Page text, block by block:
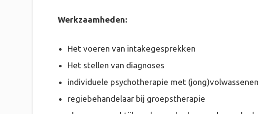
Werkzaamheden:
Het voeren van intakegesprekken
Het stellen van diagnoses
individuele psychotherapie met (jong)volwassenen
regiebehandelaar bij groepstherapie